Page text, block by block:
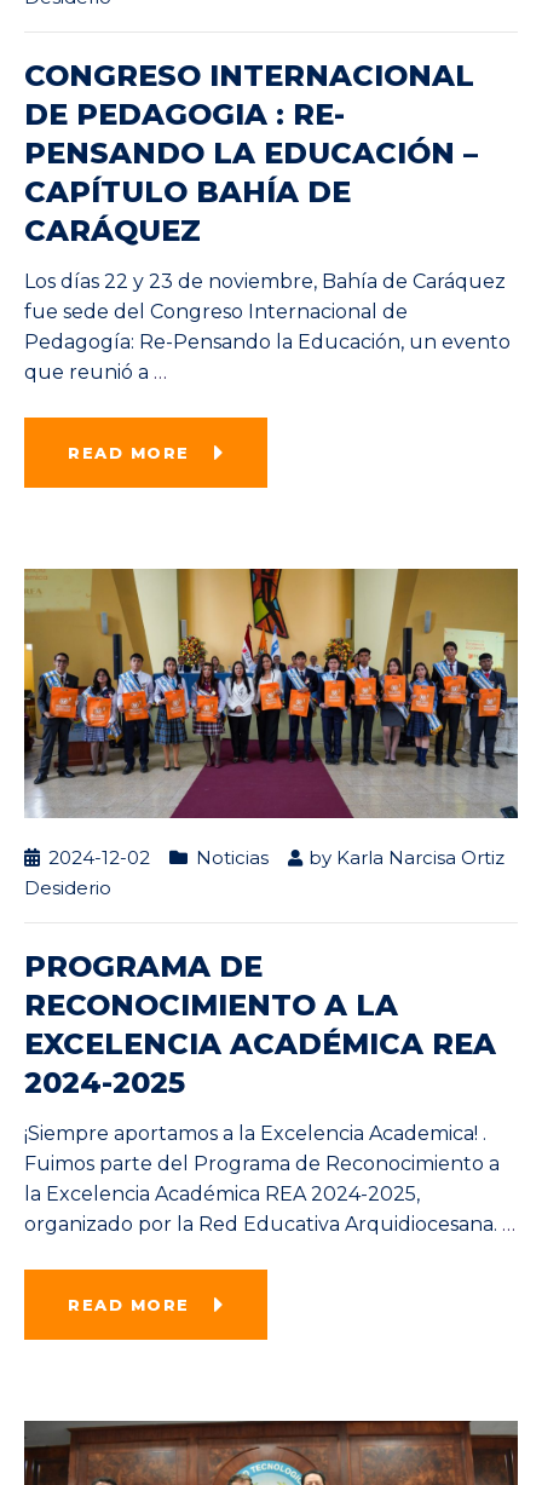
CONGRESO INTERNACIONAL
DE PEDAGOGIA : RE-
PENSANDO LA EDUCACIÓN –
CAPÍTULO BAHÍA DE
CARÁQUEZ
Los días 22 y 23 de noviembre, Bahía de Caráquez
fue sede del Congreso Internacional de
Pedagogía: Re-Pensando la Educación, un evento
que reunió a …
READ MORE
2024-12-02 Noticias by Karla Narcisa Ortiz
Desiderio
PROGRAMA DE
RECONOCIMIENTO A LA
EXCELENCIA ACADÉMICA REA
2024-2025
¡Siempre aportamos a la Excelencia Academica! .
Fuimos parte del Programa de Reconocimiento a
la Excelencia Académica REA 2024-2025,
organizado por la Red Educativa Arquidiocesana. …
READ MORE